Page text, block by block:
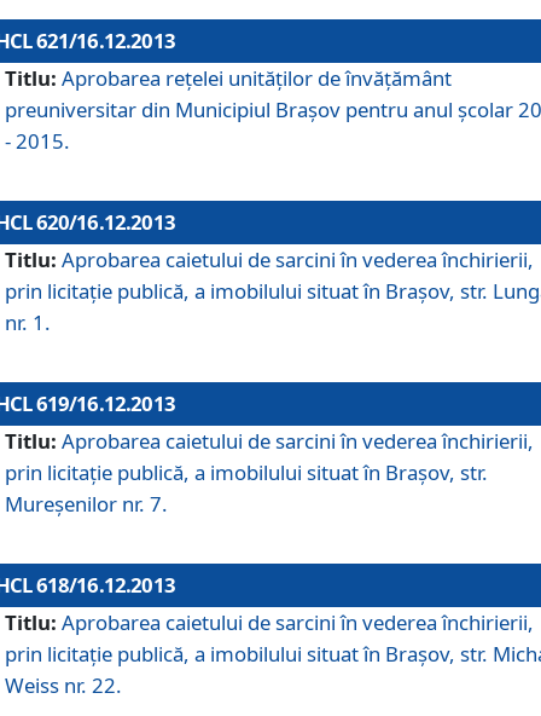
621/16.12.2013
Titlu: Aprobarea reţelei unităţilor de învăţământ
preuniversitar din Municipiul Braşov pentru anul şcolar
- 2015.
620/16.12.2013
Titlu: Aprobarea caietului de sarcini în vederea închirierii,
prin licitaţie publică, a imobilului situat în Braşov, str.
nr. 1.
619/16.12.2013
Titlu: Aprobarea caietului de sarcini în vederea închirierii,
prin licitaţie publică, a imobilului situat în Braşov, str.
Mureşenilor nr. 7.
618/16.12.2013
Titlu: Aprobarea caietului de sarcini în vederea închirierii,
prin licitaţie publică, a imobilului situat în Braşov, str.
Weiss nr. 22.